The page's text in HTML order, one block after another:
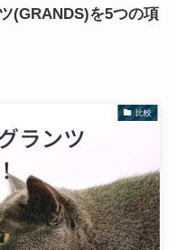
(GRANDS)を5つの項
比較